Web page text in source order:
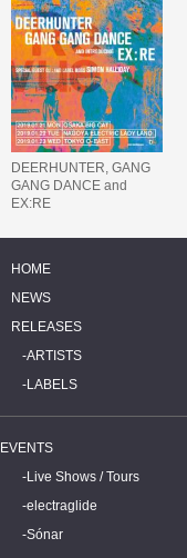
DEERHUNTER, GANG
GANG DANCE and
EX:RE
HOME
NEWS
RELEASES
ARTISTS
LABELS
EVENTS
Live Shows / Tours
electraglide
Sónar